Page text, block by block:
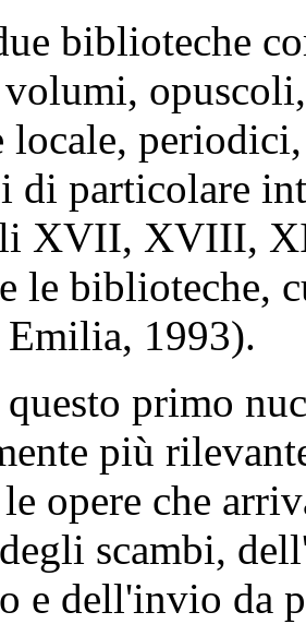
biblioteche
locale,
di particolare
XVII, XVIII,
le biblioteche,
1993).
primo
più
opere che
scambi,
e dell'invio da